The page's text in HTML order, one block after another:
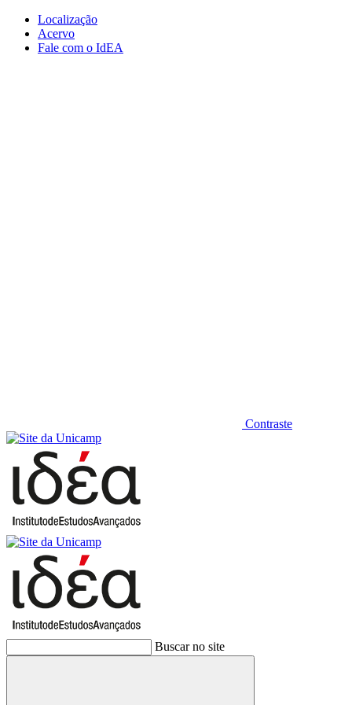
Conteúdo principal
Localização
Acervo
Fale com o IdEA
Contraste
Buscar no site